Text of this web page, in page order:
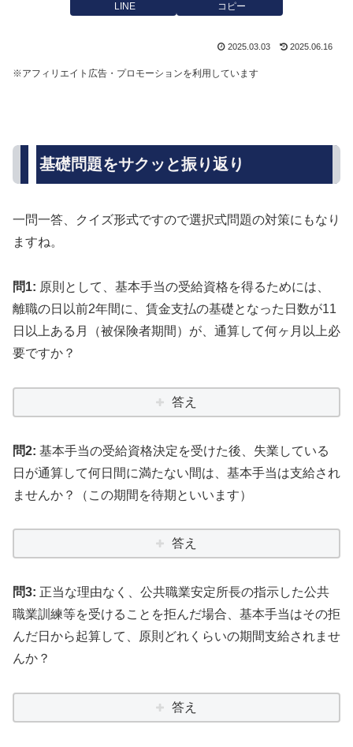
LINE コピー
2025.03.03 2025.06.16
※アフィリエイト広告・プロモーションを利用しています
基礎問題をサクッと振り返り
一問一答、クイズ形式ですので選択式問題の対策にもなり
ますね。
問1: 原則として、基本手当の受給資格を得るためには、
離職の日以前2年間に、賃金支払の基礎となった日数が11
日以上ある月（被保険者期間）が、通算して何ヶ月以上必
要ですか？
答え
問2: 基本手当の受給資格決定を受けた後、失業している
日が通算して何日間に満たない間は、基本手当は支給され
ませんか？（この期間を待期といいます）
答え
問3: 正当な理由なく、公共職業安定所長の指示した公共
職業訓練等を受けることを拒んだ場合、基本手当はその拒
んだ日から起算して、原則どれくらいの期間支給されませ
んか？
答え